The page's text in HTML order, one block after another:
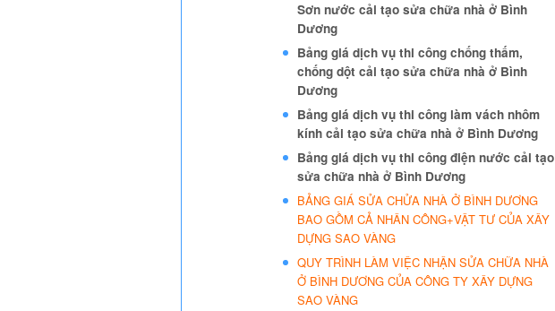
Sơn nước cải tạo sửa chữa nhà ở Bình
Dương
Bảng giá dịch vụ thi công chống thấm,
chống dột cải tạo sửa chữa nhà ở Bình
Dương
Bảng giá dịch vụ thi công làm vách nhôm
kính cải tạo sửa chữa nhà ở Bình Dương
Bảng giá dịch vụ thi công điện nước cải tạo
sửa chữa nhà ở Bình Dương
BẢNG GIÁ SỬA CHỬA NHÀ Ở BÌNH DƯƠNG
BAO GỒM CẢ NHÂN CÔNG+VẬT TƯ CỦA XÂY
DỰNG SAO VÀNG
QUY TRÌNH LÀM VIỆC NHẬN SỬA CHỮA NHÀ
Ở BÌNH DƯƠNG CỦA CÔNG TY XÂY DỰNG
SAO VÀNG